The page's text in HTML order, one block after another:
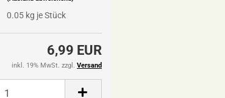
0.05kg je Stück
6,99 EUR
inkl. 19% MwSt. zzgl. Versand